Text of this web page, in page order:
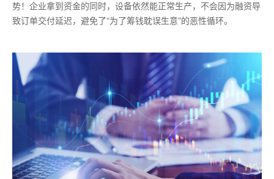
势！企业拿到资金的同时，设备依然能正常生产，不会因为融资导
致订单交付延迟，避免了“为了筹钱耽误生意”的恶性循环。